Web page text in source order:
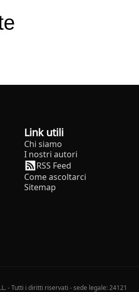
Link utili
Chi siamo
I nostri autori
RSS Feed
Come ascoltarci
Sitemap
- Tutti i diritti riservati - sede legale: 24121